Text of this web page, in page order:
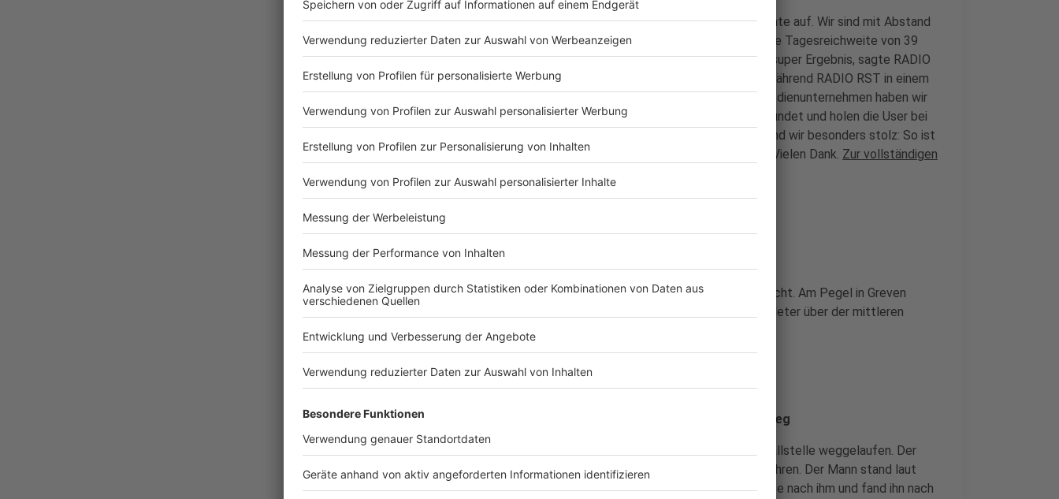
RADIO RST stellt einen Reichweitenrekord in der Sendergeschichte auf. Wir sind mit Abstand
der beliebteste Radiosender in der Region. RADIO RST erzielt eine Tagesreichweite von 39
Prozent in der werberelevanten Zielgruppe 14 bis 49. Das ist ein super Ergebnis, sagte RADIO
RST Chefredakteurin Kathleen Berger. Andere Sender verlieren, während RADIO RST in einem
Sendegebiet mit vielen Konkurrenzsendern Hörer gewinnt. Als Medienunternehmen haben wir
in den letzten Monaten eine eigene RADIO RST Community gergündet und holen die User bei
WhatsApp, Facebook und Instagram ab. Auf einige Einzelwerte sind wir besonders stolz: So ist
die Beliebtheit der Morgensendung erneut gestiegen. Wir sagen: Vielen Dank. Zur vollständigen
10:09 Uhr - Greven: Ems-Hochwasser
Das Ems-Hochwasser hat für das Erste seinen Höchststand erreicht. Am Pegel in Greven
steht es bei knapp unter sieben Metern - einen knappen halben Meter über der mittleren
Hochwasser-Marke.Zur vollständigen Meldung.
08:20 Uhr - Gronau: Schwerverletzter läuft von Unfallstelle weg
In Gronau ist nach einem Unfall ein Schwerverletzter von der Unfallstelle weggelaufen. Der
Mann war auf der B 70 mit seinem Auto auf einen Bagger aufgefahren. Der Mann stand laut
Polizei unter Schock und lief weg. Ein Polizei-Hubschrauber suchte nach ihm und fand ihn nach